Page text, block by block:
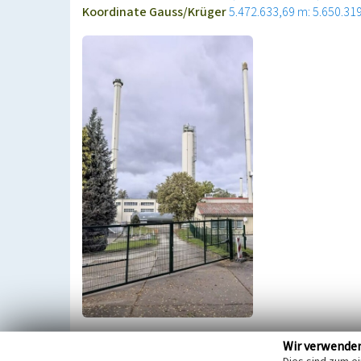
Koordinate Gauss/Krüger5.472.633,69 m:
Die Stadtwerke Oberland GmbH betreiben ihre
Wir